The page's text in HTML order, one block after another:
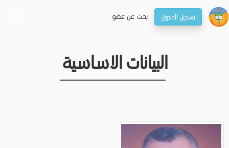
تسجيل الدخول بحـث عن عضو
البيانات الاساسية